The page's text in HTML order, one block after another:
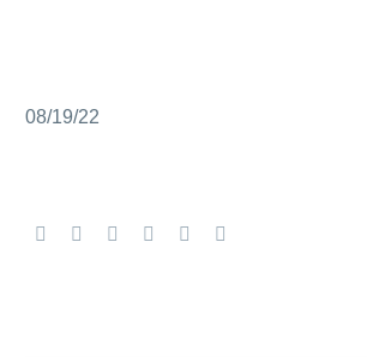
08/19/22